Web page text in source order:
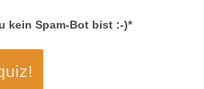
kein Spam-Bot bist :-)*